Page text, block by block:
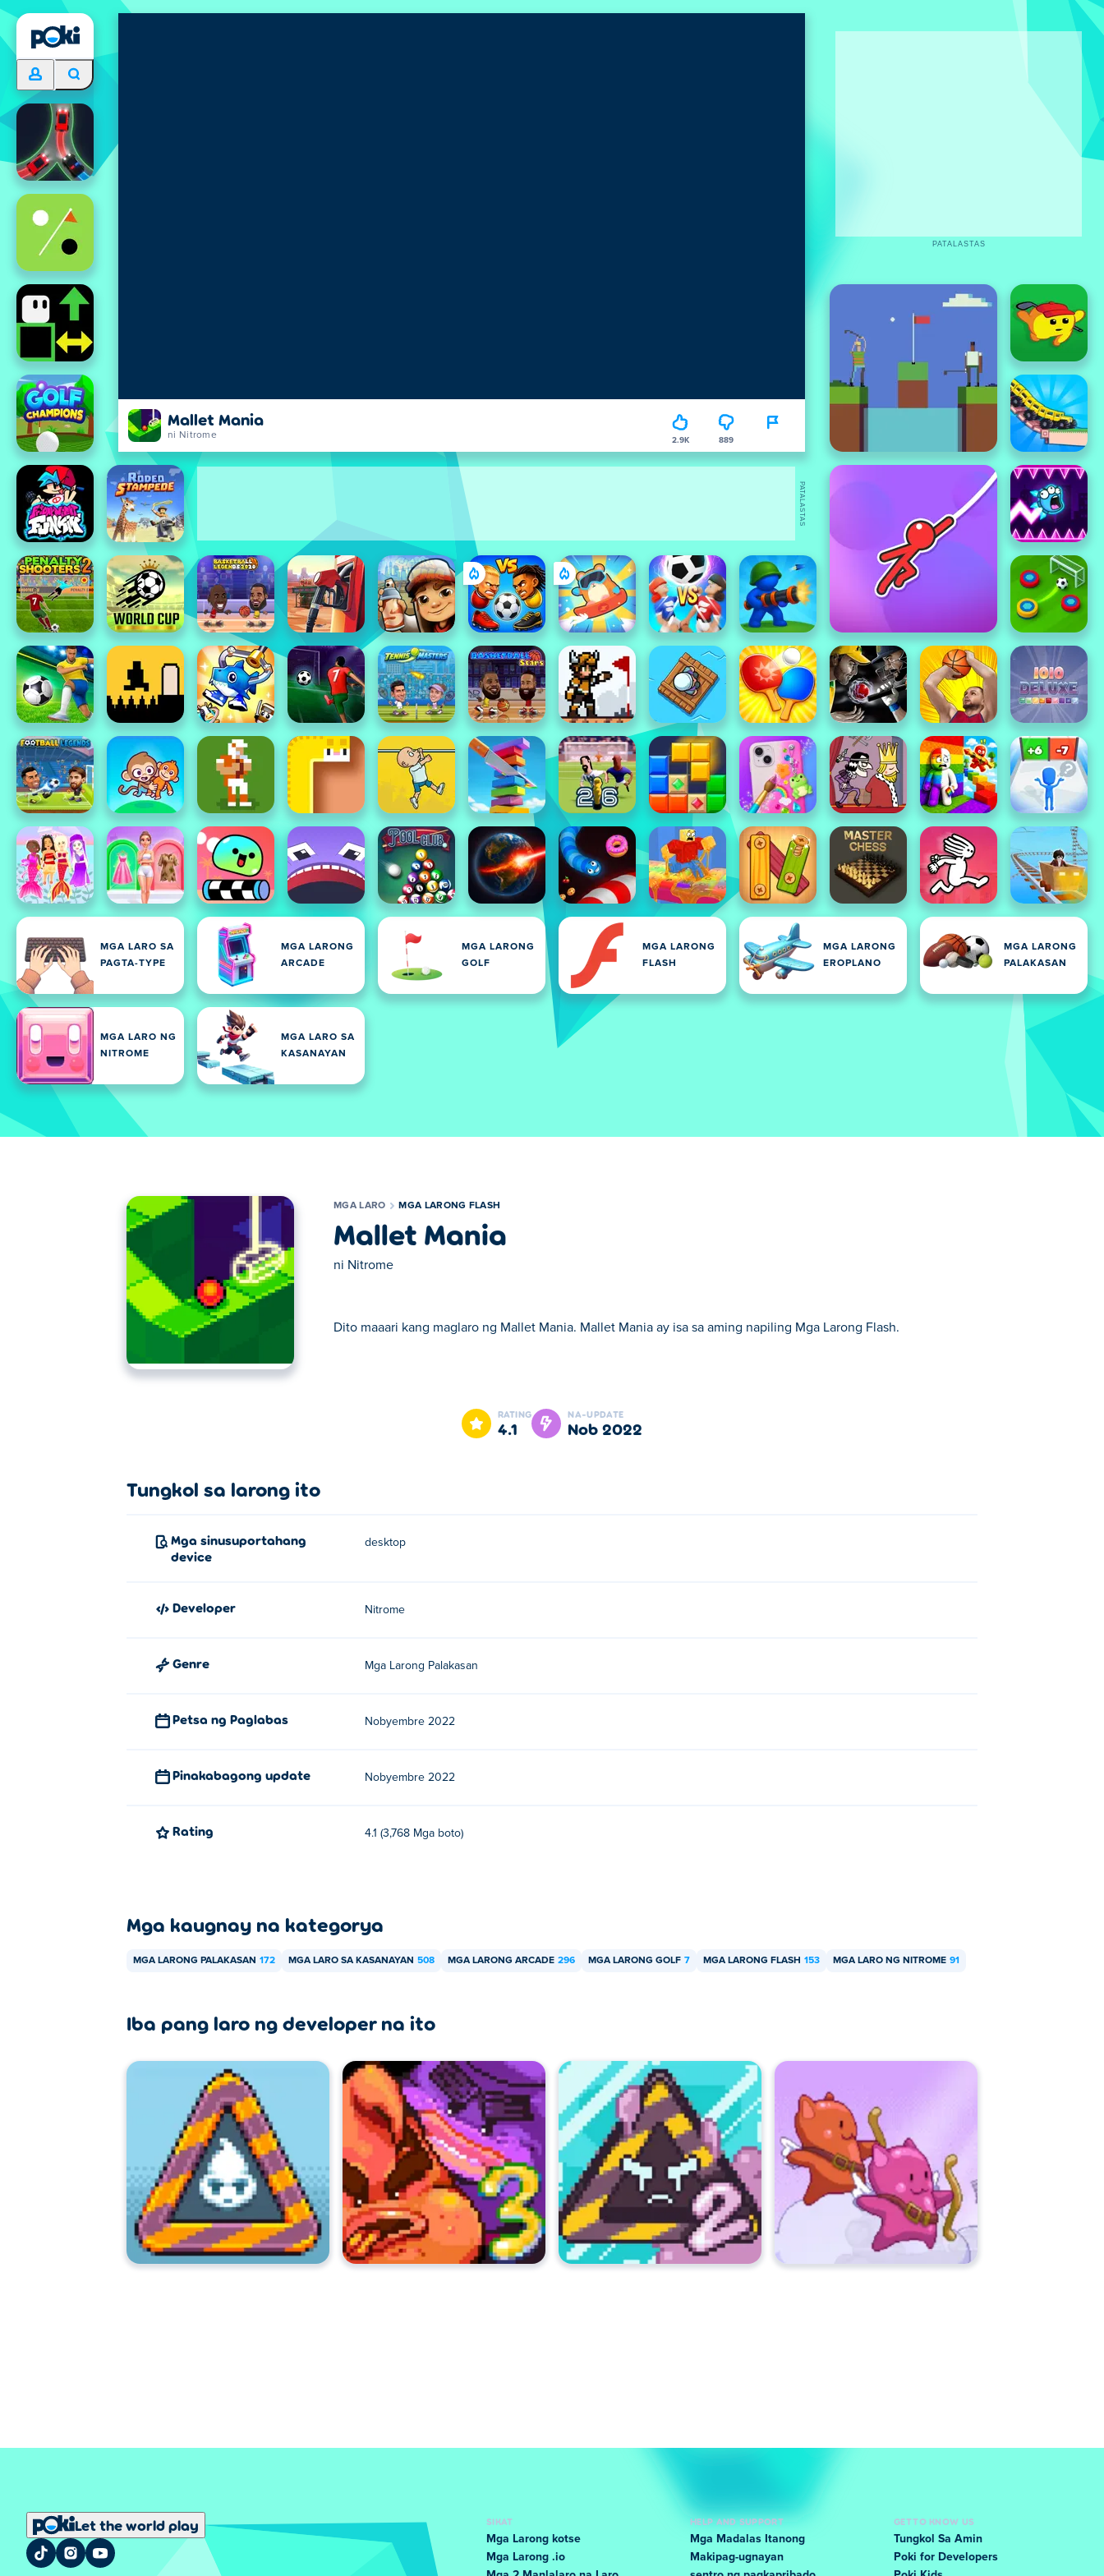
Mallet Mania
ni Nitrome 2.9K 889
MGA LARO SA
PAGTA-TYPE
MGA LARONG
ARCADE
MGA LARONG
GOLF
MGA LARONG
FLASH
MGA LARONG
EROPLANO
MGA LARONG
PALAKASAN
MGA LARO NG
NITROME
MGA LARO SA
KASANAYAN
PATALASTAS
PATALASTAS
MGA LARO MGA LARONG FLASH
Mallet Mania
ni Nitrome
Dito maaari kang maglaro ng Mallet Mania. Mallet Mania ay isa sa aming napiling Mga Larong Flash.
Dito maaari kang maglaro ng Mallet Mania. Mallet Mania ay isa sa aming napiling Mga Larong Flash.
RATING
4.1
NA-UPDATE
Nob 2022
Tungkol sa larong ito
Mga sinusuportahang
device
desktop
Developer Nitrome
Genre Mga Larong Palakasan
Petsa ng Paglabas Nobyembre 2022
Pinakabagong update Nobyembre 2022
Rating 4.1 (3,768 Mga boto)
Mga kaugnay na kategorya
MGA LARONG PALAKASAN 172 MGA LARO SA KASANAYAN 508 MGA LARONG ARCADE 296 MGA LARONG GOLF 7 MGA LARONG FLASH 153 MGA LARO NG NITROME 91
Iba pang laro ng developer na ito
Let the world play
SIKAT
Mga Larong kotse
Mga Larong .io
HELP AND SUPPORT
Mga Madalas Itanong
Makipag-ugnayan
GET TO KNOW US
Tungkol Sa Amin
Poki for Developers